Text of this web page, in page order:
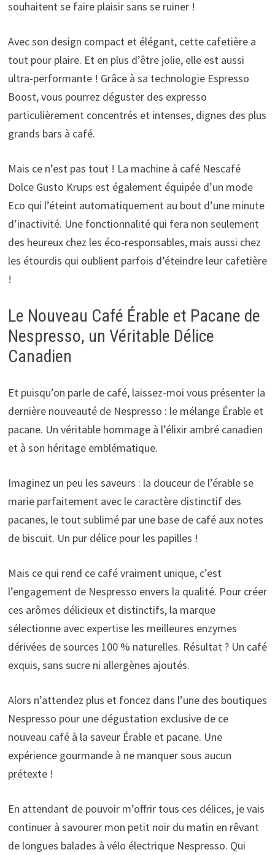
souhaitent se faire plaisir sans se ruiner !
Avec son design compact et élégant, cette cafetière a
tout pour plaire. Et en plus d’être jolie, elle est aussi
ultra-performante ! Grâce à sa technologie Espresso
Boost, vous pourrez déguster des expresso
particulièrement concentrés et intenses, dignes des plus
grands bars à café.
Mais ce n’est pas tout ! La machine à café Nescafé
Dolce Gusto Krups est également équipée d’un mode
Eco qui l’éteint automatiquement au bout d’une minute
d’inactivité. Une fonctionnalité qui fera non seulement
des heureux chez les éco-responsables, mais aussi chez
les étourdis qui oublient parfois d’éteindre leur cafetière
!
Le Nouveau Café Érable et Pacane de
Nespresso, un Véritable Délice
Canadien
Et puisqu’on parle de café, laissez-moi vous présenter la
dernière nouveauté de Nespresso : le mélange Érable et
pacane. Un véritable hommage à l’élixir ambré canadien
et à son héritage emblématique.
Imaginez un peu les saveurs : la douceur de l’érable se
marie parfaitement avec le caractère distinctif des
pacanes, le tout sublimé par une base de café aux notes
de biscuit. Un pur délice pour les papilles !
Mais ce qui rend ce café vraiment unique, c’est
l’engagement de Nespresso envers la qualité. Pour créer
ces arômes délicieux et distinctifs, la marque
sélectionne avec expertise les meilleures enzymes
dérivées de sources 100 % naturelles. Résultat ? Un café
exquis, sans sucre ni allergènes ajoutés.
Alors n’attendez plus et foncez dans l’une des boutiques
Nespresso pour une dégustation exclusive de ce
nouveau café à la saveur Érable et pacane. Une
expérience gourmande à ne manquer sous aucun
prétexte !
En attendant de pouvoir m’offrir tous ces délices, je vais
continuer à savourer mon petit noir du matin en rêvant
de longues balades à vélo électrique Nespresso. Qui